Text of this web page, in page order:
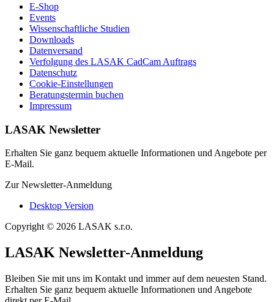
E-Shop
Events
Wissenschaftliche Studien
Downloads
Datenversand
Verfolgung des LASAK CadCam Auftrags
Datenschutz
Cookie-Einstellungen
Beratungstermin buchen
Impressum
LASAK Newsletter
Erhalten Sie ganz bequem aktuelle Informationen und Angebote per
E-Mail.
Zur Newsletter-Anmeldung
Desktop Version
Copyright © 2026 LASAK s.r.o.
LASAK Newsletter-Anmeldung
Bleiben Sie mit uns im Kontakt und immer auf dem neuesten Stand.
Erhalten Sie ganz bequem aktuelle Informationen und Angebote